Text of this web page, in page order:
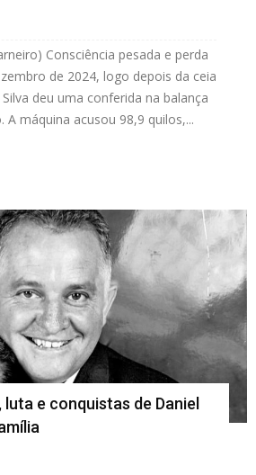
Consciência pesada e perda
de 2024, logo depois da ceia
deu uma conferida na balança
máquina acusou 98,9 quilos,...
luta e conquistas de Daniel